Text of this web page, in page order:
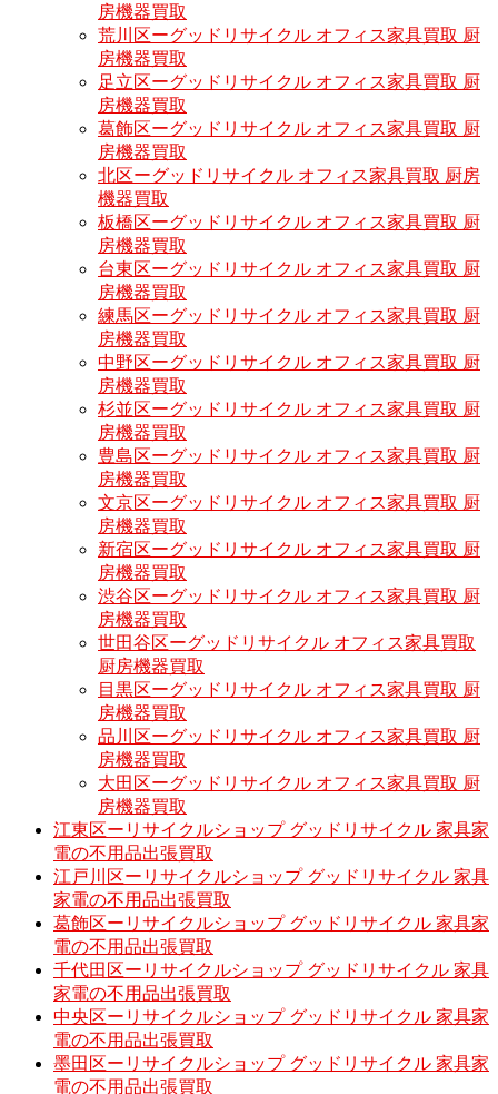
房機器買取
荒川区ーグッドリサイクル オフィス家具買取 厨
房機器買取
足立区ーグッドリサイクル オフィス家具買取 厨
房機器買取
葛飾区ーグッドリサイクル オフィス家具買取 厨
房機器買取
北区ーグッドリサイクル オフィス家具買取 厨房
機器買取
板橋区ーグッドリサイクル オフィス家具買取 厨
房機器買取
台東区ーグッドリサイクル オフィス家具買取 厨
房機器買取
練馬区ーグッドリサイクル オフィス家具買取 厨
房機器買取
中野区ーグッドリサイクル オフィス家具買取 厨
房機器買取
杉並区ーグッドリサイクル オフィス家具買取 厨
房機器買取
豊島区ーグッドリサイクル オフィス家具買取 厨
房機器買取
文京区ーグッドリサイクル オフィス家具買取 厨
房機器買取
新宿区ーグッドリサイクル オフィス家具買取 厨
房機器買取
渋谷区ーグッドリサイクル オフィス家具買取 厨
房機器買取
世田谷区ーグッドリサイクル オフィス家具買取
厨房機器買取
目黒区ーグッドリサイクル オフィス家具買取 厨
房機器買取
品川区ーグッドリサイクル オフィス家具買取 厨
房機器買取
大田区ーグッドリサイクル オフィス家具買取 厨
房機器買取
江東区ーリサイクルショップ グッドリサイクル 家具家
電の不用品出張買取
江戸川区ーリサイクルショップ グッドリサイクル 家具
家電の不用品出張買取
葛飾区ーリサイクルショップ グッドリサイクル 家具家
電の不用品出張買取
千代田区ーリサイクルショップ グッドリサイクル 家具
家電の不用品出張買取
中央区ーリサイクルショップ グッドリサイクル 家具家
電の不用品出張買取
墨田区ーリサイクルショップ グッドリサイクル 家具家
電の不用品出張買取